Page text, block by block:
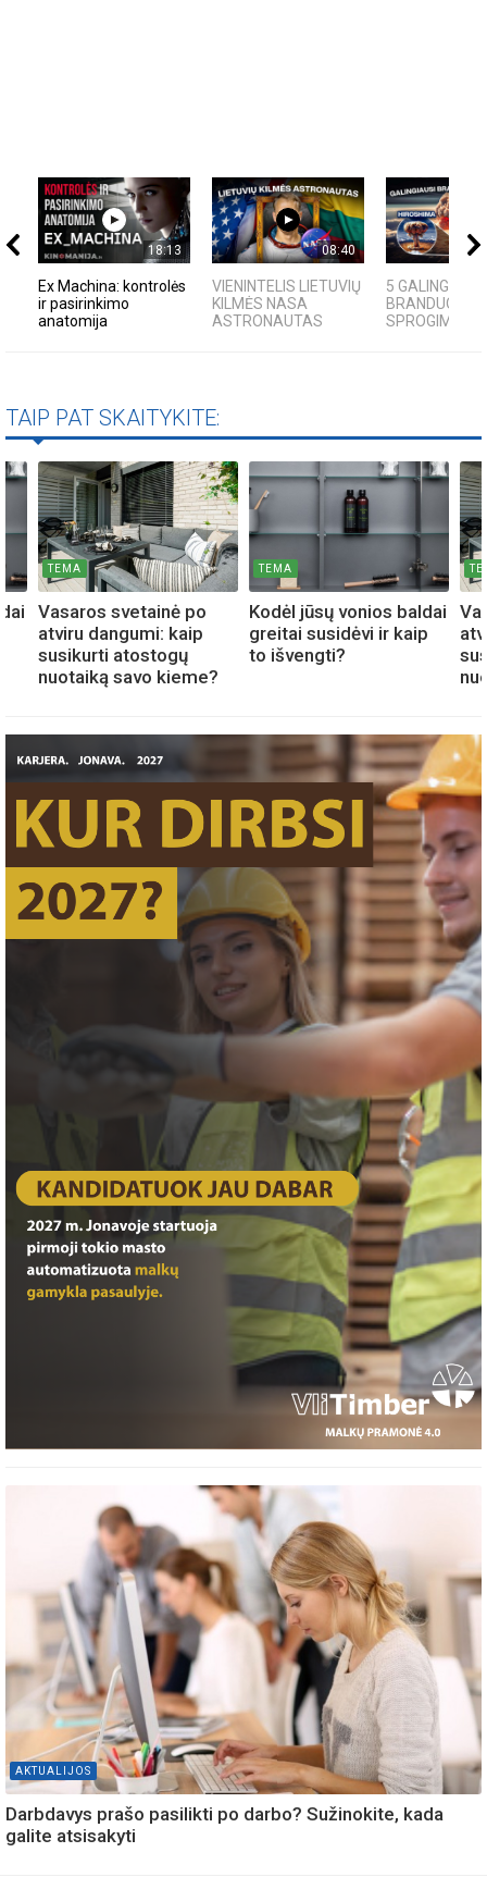
18:13
Ex Machina: kontrolės
ir pasirinkimo
anatomija
08:40
VIENINTELIS LIETUVIŲ
KILMĖS NASA
ASTRONAUTAS
5 GALINGIAUSI
SPROGIMAI...
TAIP PAT SKAITYKITE:
TEMA
Vasaros svetainė po
atviru dangumi: kaip
susikurti atostogų
nuotaiką savo kieme?
TEMA
Kodėl jūsų vonios baldai
greitai susidėvi ir kaip
to išvengti?
AKTUALIJOS
Darbdavys prašo pasilikti po darbo? Sužinokite, kada
galite atsisakyti